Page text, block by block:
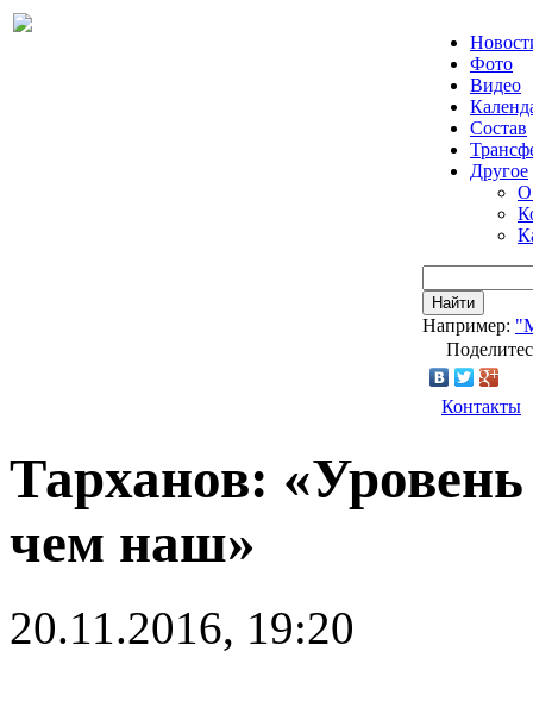
Фото
Видео
Состав
Другое
О
Найти
Например:
Контакты
Тарханов:
чем наш»
20.11.2016, 19:20